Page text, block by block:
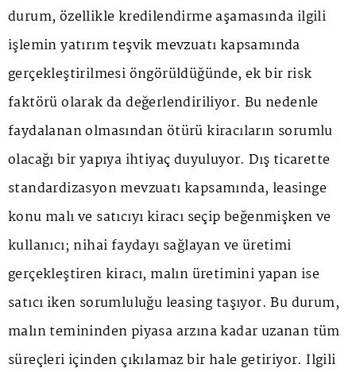
durum, özellikle kredilendirme aşamasında ilgili
işlemin yatırım teşvik mevzuatı kapsamında
gerçekleştirilmesi öngörüldüğünde, ek bir risk
faktörü olarak da değerlendiriliyor. Bu nedenle
faydalanan olmasından ötürü kiracıların sorumlu
olacağı bir yapıya ihtiyaç duyuluyor. Dış ticarette
standardizasyon mevzuatı kapsamında, leasinge
konu malı ve satıcıyı kiracı seçip beğenmişken ve
kullanıcı; nihai faydayı sağlayan ve üretimi
gerçekleştiren kiracı, malın üretimini yapan ise
satıcı iken sorumluluğu leasing taşıyor. Bu durum,
malın temininden piyasa arzına kadar uzanan tüm
süreçleri içinden çıkılamaz bir hale getiriyor. İlgili